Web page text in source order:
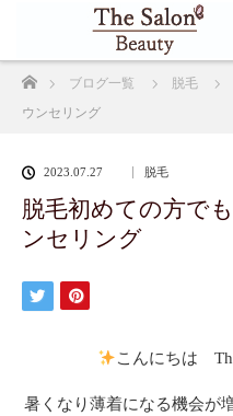
ホームブログ一覧 脱毛
ウンセリング
2023.07.27 脱毛
脱毛初めての方で
ンセリング
こんにちは
暑くなり薄着になる機会が